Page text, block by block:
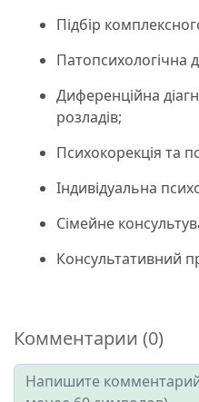
Підбір
Патопсихологічна
Диференційна
розладів;
Психокорекція та
Індивідуальна
Сімейне
Консультативний
Комментарии (0)